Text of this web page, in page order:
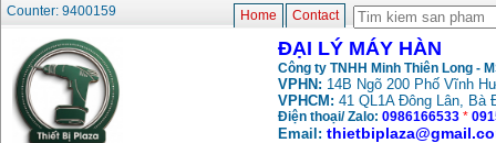
Counter: 9400159
Home Contact
ĐẠI LÝ MÁY HÀN
Công ty TNHH Minh Thiên Long -
VPHN: 14B Ngõ 200 Phố Vĩnh
VPHCM: 41 QL1A Đông Lân, Bà
Điện thoại/ Zalo: 0986166533 *
Email: